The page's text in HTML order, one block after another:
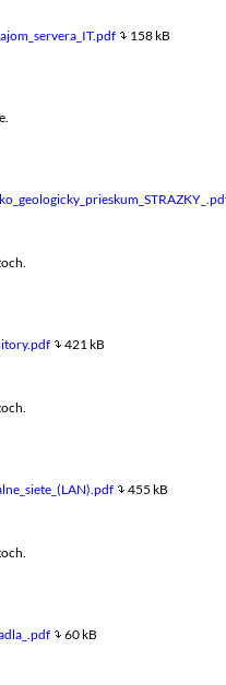
158 kB
421 kB
455 kB
60 kB